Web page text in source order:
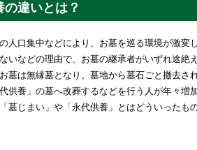
違いとは？
人口集中などにより、お墓を巡る環境が激変
いなどの理由で、お墓の継承者がいずれ途絶
墓は無縁墓となり、墓地から墓石ごと撤去さ
供養」の墓へ改葬するなどを行う人が年々増
墓じまい」や「永代供養」とはどういったも